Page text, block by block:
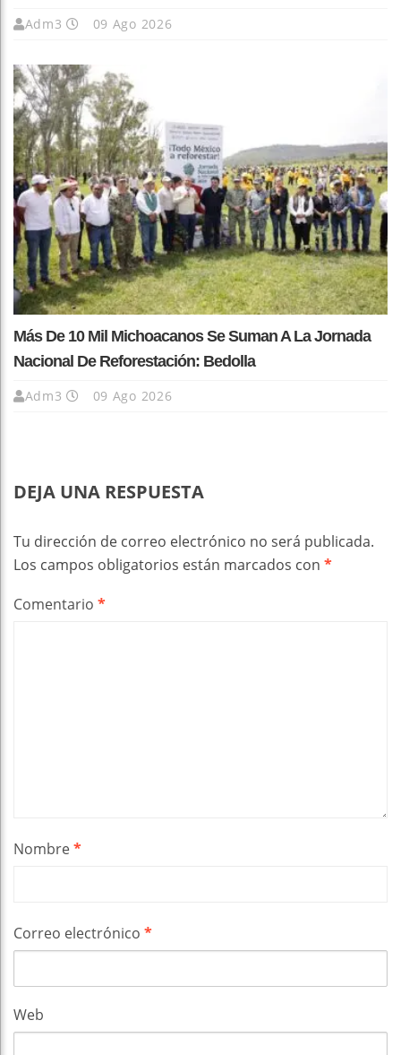
Adm3 09 Ago 2026
Más De 10 Mil Michoacanos Se Suman A La Jornada
Nacional De Reforestación: Bedolla
Adm3 09 Ago 2026
DEJA UNA RESPUESTA
Tu dirección de correo electrónico no será publicada.
Los campos obligatorios están marcados con *
Comentario *
Nombre*
Correo electrónico *
Web